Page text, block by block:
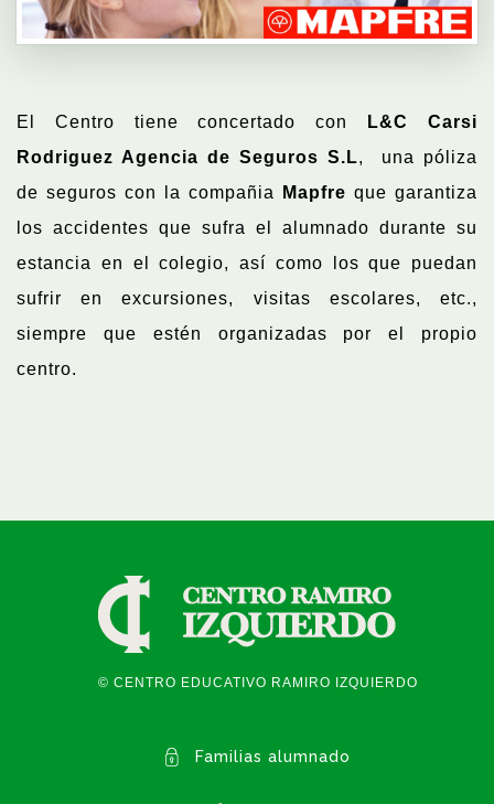
El Centro tiene concertado con
L&C Carsi
Rodriguez Agencia de Seguros S.L, una póliza
de seguros con la compañia
Mapfre que garantiza
los accidentes que sufra el alumnado durante su
estancia en el colegio, así como los que puedan
sufrir en excursiones, visitas escolares, etc.,
siempre que estén organizadas por el propio
centro.
© CENTRO EDUCATIVO RAMIRO IZQUIERDO
Familias alumnado